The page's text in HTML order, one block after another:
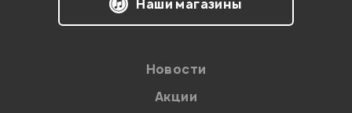
Наши магазины
Новости
Акции